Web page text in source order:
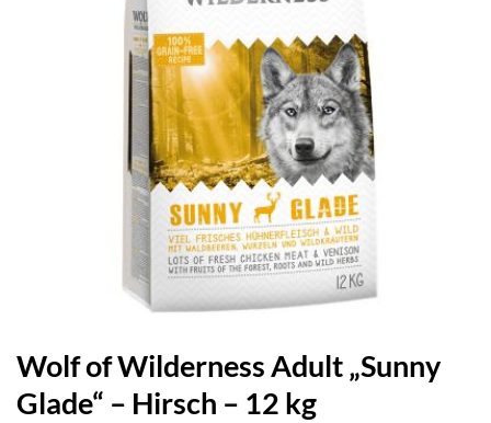
Wolf of Wilderness Adult „Sunny
Glade“ – Hirsch – 12 kg